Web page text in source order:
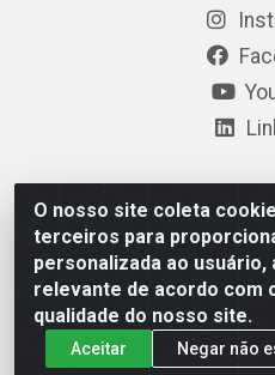
O nosso site coleta
terceiros para
personalizada ao
relevante de acordo com
qualidade do nosso site.
Aceitar Negar não
Polimold Industrial Ltda -
Bernardo do Campo / SP